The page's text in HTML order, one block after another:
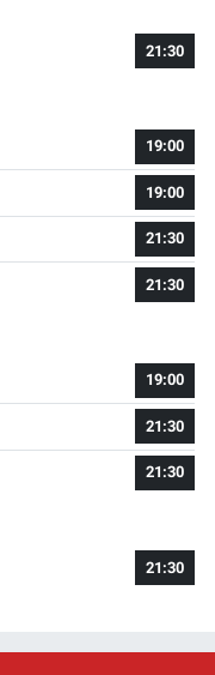
21:30
19:00
19:00
21:30
21:30
19:00
21:30
21:30
21:30